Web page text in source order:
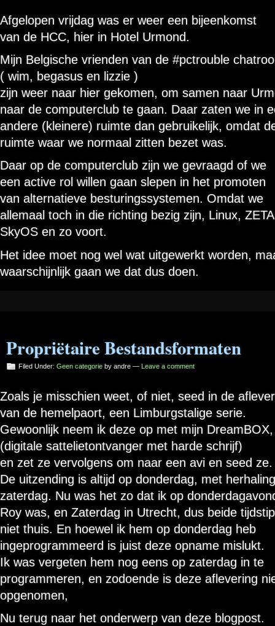
Afgelopen vrijdag was er weer een bijeenkomst
van de HCC, hier in Hotel Urmond.
Mijn Belgische vrienden van de #pctrouble
( wim, begasus en lizzie )
zijn weer naar hier gekomen, om samen naar
naar de computerclub te gaan. Daar zaten we in
andere (kleinere) ruimte dan gebruikelijk, omdat
ruimte waar we normaal zitten bezet was.
Daar op de computerclub zijn we gevraagd of we
een active rol willen gaan slepen in het promoten
van alternatieve besturingssystemen. Omdat we
allemaal toch in die richting bezig zijn, Linux,
SkyOS en zo voort.
Het idee moet nog wel wat uitgewerkt worden,
waarschijnlijk gaan we dat dus doen.
Propriëtaire Bestandsformaten
Filed Under: Geen categorie by andre — Leave a comment
Zoals je misschien weet, of niet, seed in de
van de hemelpaort, een Limburgstalige serie.
Gewoonlijk neem ik deze op met mijn DreamBOX,
(digitale sattelietontvanger met harde schrijf)
en zet ze vervolgens om naar een avi en seed ze.
De uitzending is altijd op donderdag, met
zaterdag. Nu was het zo dat ik op
Roy was, en Zaterdag in Utrecht, dus beide
niet thuis. En hoewel ik hem op donderdag heb
ingeprogrammeerd is juist deze opname mislukt.
Ik was vergeten hem nog eens op zaterdag in te
programmeren, en zodoende is deze aflevering
opgenomen,
Nu terug naar het onderwerp van deze blogpost.